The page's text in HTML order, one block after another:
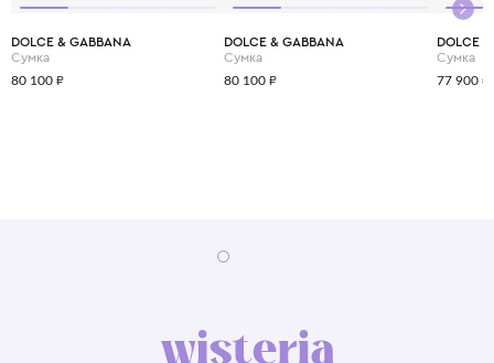
DOLCE & GABBANA
Сумка
80 100 ₽
DOLCE & GABBANA
Сумка
80 100 ₽
DOLCE
Сумка
77 900 ₽